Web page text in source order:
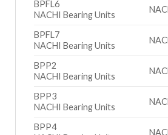
BPFL6
NACHI Bearing Units
BPFL7
NACHI Bearing Units
BPP2
NACHI Bearing Units
BPP3
NACHI Bearing Units
BPP4